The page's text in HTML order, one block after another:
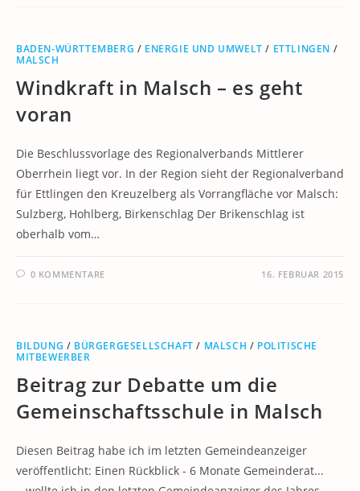
BADEN-WÜRTTEMBERG / ENERGIE UND UMWELT / ETTLINGEN /
MALSCH
Windkraft in Malsch – es geht
voran
Die Beschlussvorlage des Regionalverbands Mittlerer
Oberrhein liegt vor. In der Region sieht der Regionalverband
für Ettlingen den Kreuzelberg als Vorrangfläche vor Malsch:
Sulzberg, Hohlberg, Birkenschlag Der Brikenschlag ist
oberhalb vom…
0 KOMMENTARE 16. FEBRUAR 2015
BILDUNG / BÜRGERGESELLSCHAFT / MALSCH / POLITISCHE
MITBEWERBER
Beitrag zur Debatte um die
Gemeinschaftsschule in Malsch
Diesen Beitrag habe ich im letzten Gemeindeanzeiger
veröffentlicht: Einen Rückblick - 6 Monate Gemeinderat...